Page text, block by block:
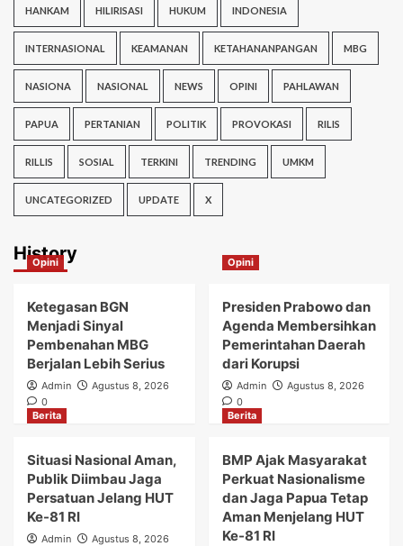
HANKAM HILIRISASI HUKUM INDONESIA
INTERNASIONAL KEAMANAN KETAHANANPANGAN MBG
NASIONA NASIONAL NEWS OPINI PAHLAWAN
PAPUA PERTANIAN POLITIK PROVOKASI RILIS
RILLIS SOSIAL TERKINI TRENDING UMKM
UNCATEGORIZED UPDATE X
History
Opini
Ketegasan BGN
Menjadi Sinyal
Pembenahan MBG
Berjalan Lebih Serius
Admin
Agustus 8, 2026
0
Opini
Presiden Prabowo dan
Agenda Membersihkan
Pemerintahan Daerah
dari Korupsi
Admin
Agustus 8, 2026
0
Berita
Situasi Nasional Aman,
Publik Diimbau Jaga
Persatuan Jelang HUT
Ke-81 RI
Admin
Agustus 8, 2026
Berita
BMP Ajak Masyarakat
Perkuat Nasionalisme
dan Jaga Papua Tetap
Aman Menjelang HUT
Ke-81 RI